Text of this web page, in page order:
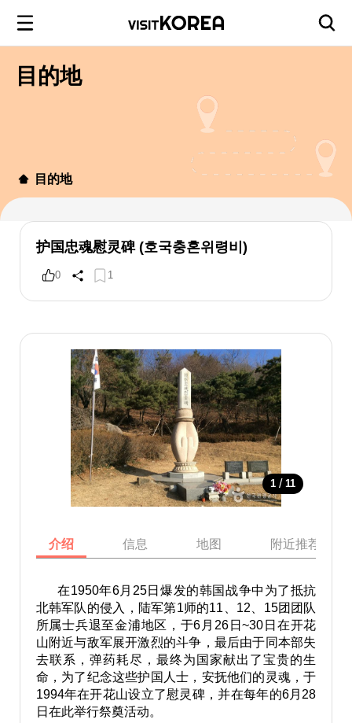
目的地
目的地
护国忠魂慰灵碑 (호국충혼위령비)
0 1
1 / 11
介绍 信息 地图 附近推荐景点
在1950年6月25日爆发的韩国战争中为了抵抗
北韩军队的侵入，陆军第1师的11、12、15团团队
所属士兵退至金浦地区，于6月26日~30日在开花
山附近与敌军展开激烈的斗争，最后由于同本部失
去联系，弹药耗尽，最终为国家献出了宝贵的生
命，为了纪念这些护国人士，安抚他们的灵魂，于
1994年在开花山设立了慰灵碑，并在每年的6月28
日在此举行祭奠活动。